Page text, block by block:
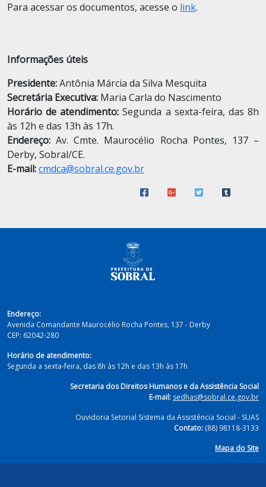
Para acessar os documentos, acesse o link.
Informações úteis
Presidente:Antônia Márcia da Silva Mesquita
Secretária Executiva: Maria Carla do Nascimento
Horário de atendimento: Segunda a sexta-feira, das 8h
às 12h e das 13h às 17h.
Endereço: Av. Cmte. Maurocélio Rocha Pontes, 137 –
Derby, Sobral/CE.
E-mail:cmdca@sobral.ce.gov.br
Endereço:
Avenida Comandante Maurocélio Rocha Pontes, 137 - Derby
CEP: 62042-280
Horário de atendimento:
Segunda a sexta-feira, das 8h às 12h e das 13h às 17h
Secretaria dos Direitos Humanos e da Assistência Social
E-mail: sedhas@sobral.ce.gov.br
Ouvidoria Setorial Sistema da Assistência Social - SUAS
Contato: (88) 98118-3133
Mapa do Site